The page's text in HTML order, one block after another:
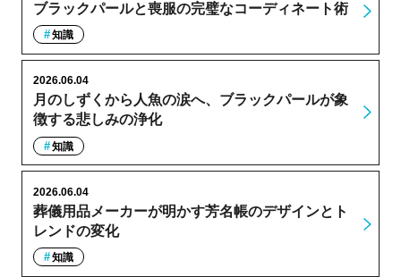
ブラックパールと喪服の完璧なコーディネート術
知識
月のしずくから人魚の涙へ、ブラックパールが象
徴する悲しみの浄化
2026.06.04
知識
葬儀用品メーカーが明かす芳名帳のデザインとト
レンドの変化
2026.06.04
知識